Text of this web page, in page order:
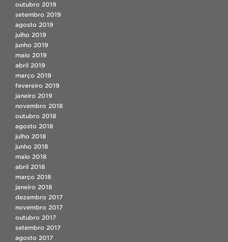
outubro 2019
setembro 2019
agosto 2019
julho 2019
junho 2019
maio 2019
abril 2019
março 2019
fevereiro 2019
janeiro 2019
novembro 2018
outubro 2018
agosto 2018
julho 2018
junho 2018
maio 2018
abril 2018
março 2018
janeiro 2018
dezembro 2017
novembro 2017
outubro 2017
setembro 2017
agosto 2017